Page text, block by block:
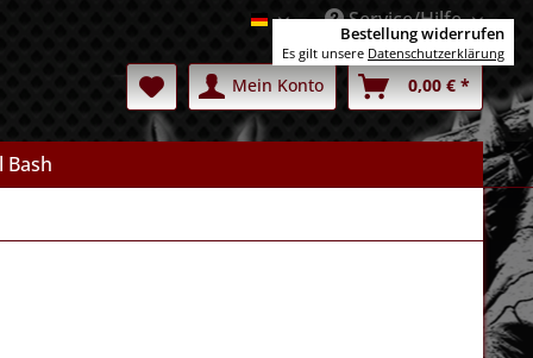
DeutschService/Hilfe
Mein Konto 0,00 € *
Bash
Bestellung widerrufen
Es gilt unsere Datenschutzerklärung